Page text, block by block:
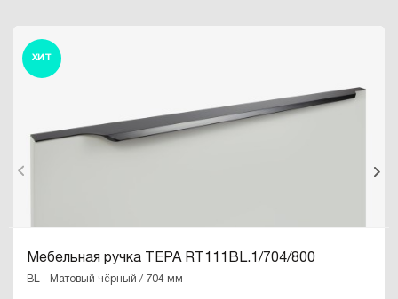
ХИТ
Мебельная ручка ТЕРА RT111BL.1/704/800
BL - Матовый чёрный / 704 мм